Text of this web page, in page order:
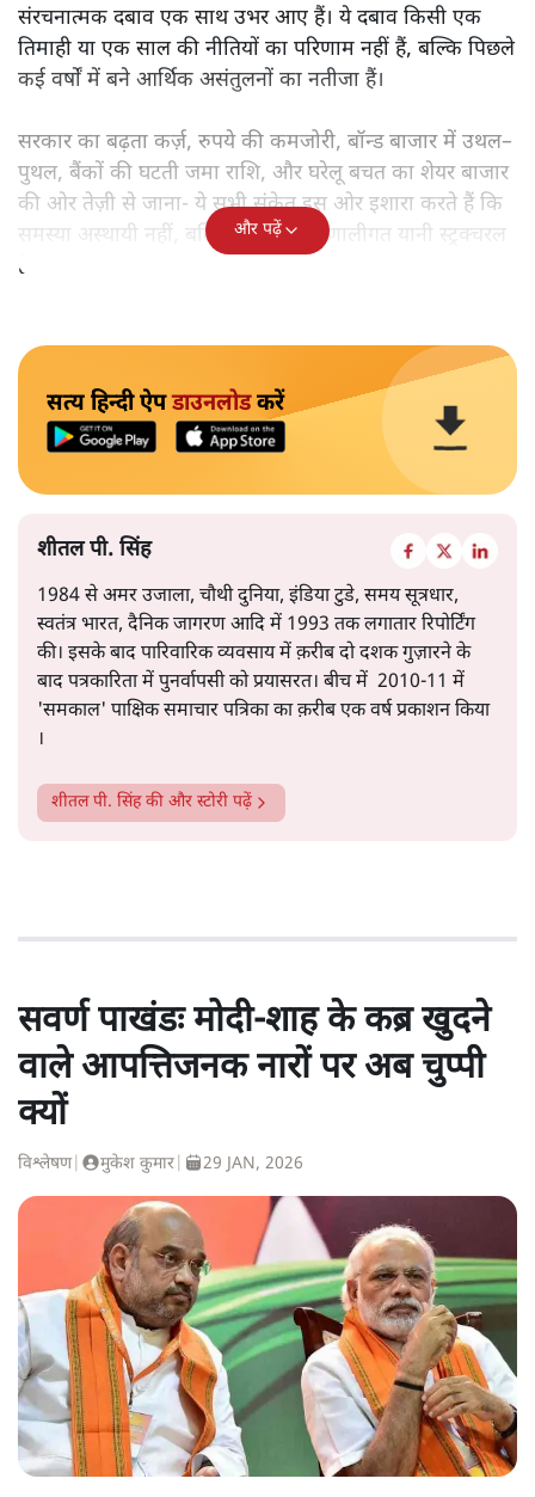
संरचनात्मक दबाव एक साथ उभर आए हैं। ये दबाव किसी एक
तिमाही या एक साल की नीतियों का परिणाम नहीं हैं, बल्कि पिछले
कई वर्षों में बने आर्थिक असंतुलनों का नतीजा हैं।
सरकार का बढ़ता कर्ज़, रुपये की कमजोरी, बॉन्ड बाजार में उथल–
पुथल, बैंकों की घटती जमा राशि, और घरेलू बचत का शेयर बाजार
की ओर तेज़ी से जाना- ये सभी संकेत इस ओर इशारा करते हैं कि
समस्या अस्थायी नहीं, बल्कि गहरी और प्रणालीगत यानी स्ट्रक्चरल
है।
और पढ़ें
सत्य हिन्दी ऐपडाउनलोडकरें
शीतल पी. सिंह
1984 से अमर उजाला, चौथी दुनिया, इंडिया टुडे, समय सूत्रधार,
स्वतंत्र भारत, दैनिक जागरण आदि में 1993 तक लगातार रिपोर्टिंग
की। इसके बाद पारिवारिक व्यवसाय में क़रीब दो दशक गुज़ारने के
बाद पत्रकारिता में पुनर्वापसी को प्रयासरत। बीच में 2010-11 में
'समकाल' पाक्षिक समाचार पत्रिका का क़रीब एक वर्ष प्रकाशन किया
।
शीतल पी. सिंहकी और स्टोरी पढ़ें
सवर्ण पाखंडः मोदी-शाह के कब्र खुदने
वाले आपत्तिजनक नारों पर अब चुप्पी
क्यों
विश्लेषण| मुकेश कुमार 29 JAN, 2026